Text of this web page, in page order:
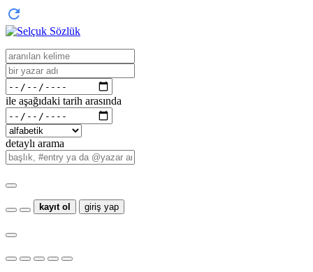
ile aşağıdaki tarih arasında
detaylı arama
kayıt ol giriş yap